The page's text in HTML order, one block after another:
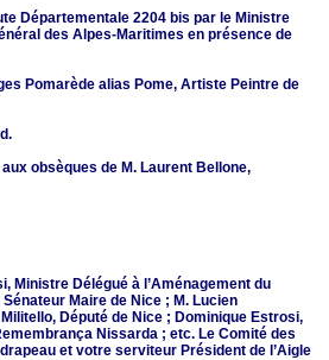
Départementale 2204 bis par le Ministre
des Alpes-Maritimes en présence de
Pomarède alias Pome, Artiste Peintre de
obsèques de M. Laurent Bellone,
Ministre Délégué à l’Aménagement du
Maire de Nice ; M. Lucien
Député de Nice ; Dominique Estrosi,
Nissarda ; etc. Le Comité des
et votre serviteur Président de l’Aigle